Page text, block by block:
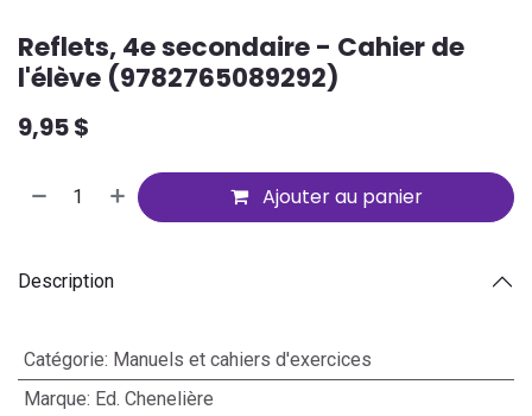
Reflets, 4e secondaire - Cahier de
l'élève (9782765089292)
9,95$
Ajouter au panier
Description
Catégorie: Manuels et cahiers d'exercices
Marque: Ed. Chenelière